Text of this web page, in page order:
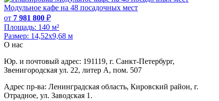
Модульное кафе на 48 посадочных мест
от 7 981 800 ₽
Площадь: 140 м²
Размер: 14,52х9,68 м
О нас
Юр. и почтовый адрес: 191119, г. Санкт-Петербург,
Звенигородская ул. 22, литер А, пом. 507
Адрес пр-ва: Ленинградская область, Кировский район, г.
Отрадное, ул. Заводская 1.